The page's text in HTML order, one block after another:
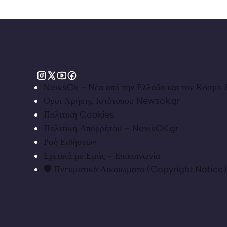
NewsOk - Νέα από την Ελλάδα και τον Κόσμο
Όροι Χρήσης Ιστότοπου Newsok.gr
Πολιτική Cookies
Πολιτική Απορρήτου – NewsOK.gr
Ροή Ειδήσεων
Σχετικά με Εμάς - Επικοινωνία
🛡️ Πνευματικά Δικαιώματα (Copyright Notice)